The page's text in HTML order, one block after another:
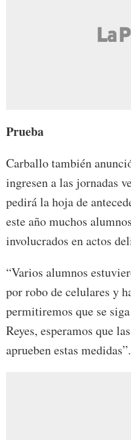
Prueba
Carballo también
ingresen a las jornadas
pedirá la hoja de
este año muchos
involucrados en actos
“Varios alumnos
por robo de celulares y
permitiremos que se
Reyes, esperamos que
aprueben estas medidas”.